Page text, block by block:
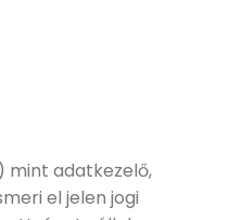
mint adatkezelő,
el jelen jogi